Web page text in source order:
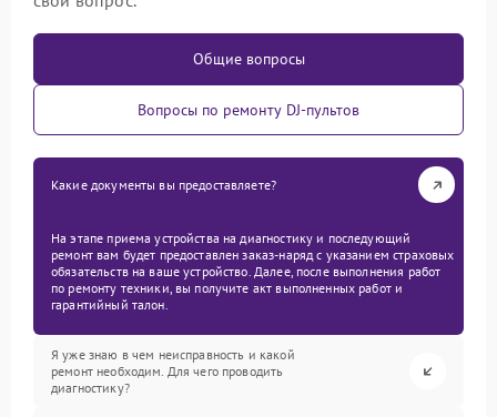
Общие вопросы
Вопросы по ремонту DJ-пультов
Какие документы вы предоставляете?
На этапе приема устройства на диагностику и последующий
ремонт вам будет предоставлен заказ-наряд с указанием страховых
обязательств на ваше устройство. Далее, после выполнения работ
по ремонту техники, вы получите акт выполненных работ и
гарантийный талон.
Я уже знаю в чем неисправность и какой
ремонт необходим. Для чего проводить
диагностику?